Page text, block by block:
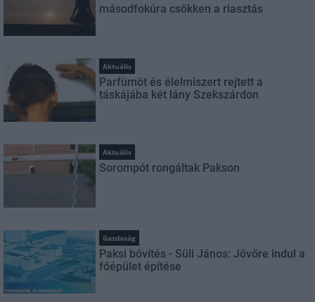
másodfokúra csökken a riasztás
Aktuális
Parfümöt és élelmiszert rejtett a
táskájába két lány Szekszárdon
Aktuális
Sorompót rongáltak Pakson
Gazdaság
Paksi bővítés - Süli János: Jövőre indul a
főépület építése